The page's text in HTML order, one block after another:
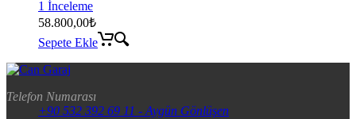
1 İnceleme
58.800,00₺
Sepete Ekle
Telefon Numarası
+90 532 392 69 11 - Aygün Gönlüşen